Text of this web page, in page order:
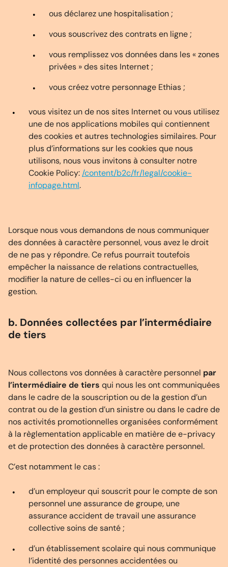
ous déclarez une hospitalisation ;
vous souscrivez des contrats en ligne ;
vous remplissez vos données dans les « zones
privées » des sites Internet ;
vous créez votre personnage Ethias ;
vous visitez un de nos sites Internet ou vous utilisez
une de nos applications mobiles qui contiennent
des cookies et autres technologies similaires. Pour
plus d’informations sur les cookies que nous
utilisons, nous vous invitons à consulter notre
Cookie Policy: /content/b2c/fr/legal/cookie-
infopage.html.
Lorsque nous vous demandons de nous communiquer
des données à caractère personnel, vous avez le droit
de ne pas y répondre. Ce refus pourrait toutefois
empêcher la naissance de relations contractuelles,
modifier la nature de celles-ci ou en influencer la
gestion.
b. Données collectées par l’intermédiaire
de tiers
Nous collectons vos données à caractère personnel par
l’intermédiaire de tiers qui nous les ont communiquées
dans le cadre de la souscription ou de la gestion d’un
contrat ou de la gestion d’un sinistre ou dans le cadre de
nos activités promotionnelles organisées conformément
à la règlementation applicable en matière de e-privacy
et de protection des données à caractère personnel.
C’est notamment le cas :
d’un employeur qui souscrit pour le compte de son
personnel une assurance de groupe, une
assurance accident de travail une assurance
collective soins de santé ;
d’un établissement scolaire qui nous communique
l’identité des personnes accidentées ou